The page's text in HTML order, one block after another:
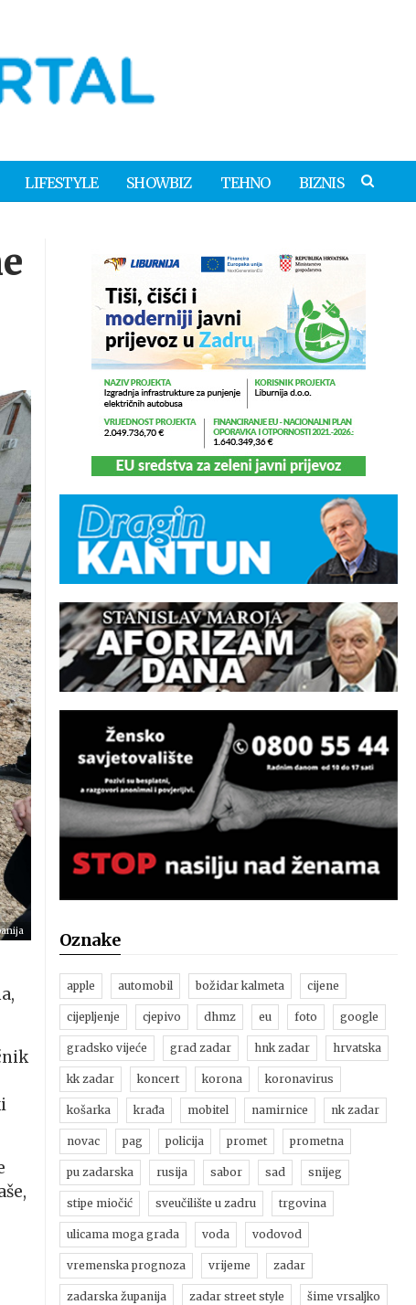
LIFESTYLE SHOWBIZ TEHNO BIZNIS
Oznake
apple automobil božidar kalmeta cijene
cijepljenje cjepivo dhmz eu foto google
gradsko vijeće grad zadar hnk zadar hrvatska
kk zadar koncert korona koronavirus
košarka krađa mobitel namirnice nk zadar
novac pag policija promet prometna
pu zadarska rusija sabor sad snijeg
stipe miočić sveučilište u zadru trgovina
ulicama moga grada voda vodovod
vremenska prognoza vrijeme zadar
zadarska županija zadar street style šime vrsaljko